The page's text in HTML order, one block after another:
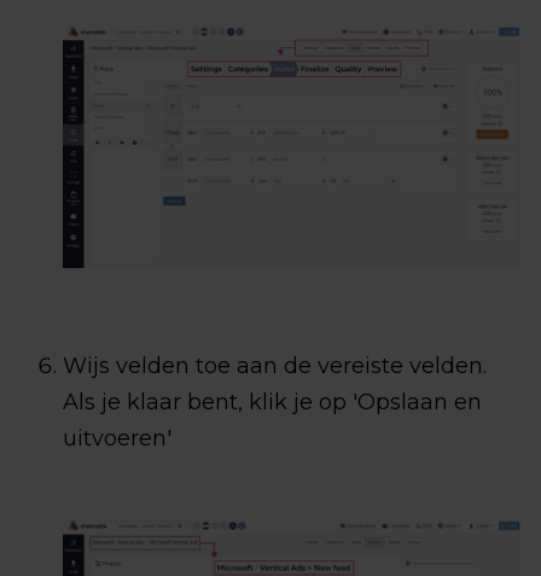
Wijs velden toe aan de vereiste velden.
Als je klaar bent, klik je op 'Opslaan en
uitvoeren'